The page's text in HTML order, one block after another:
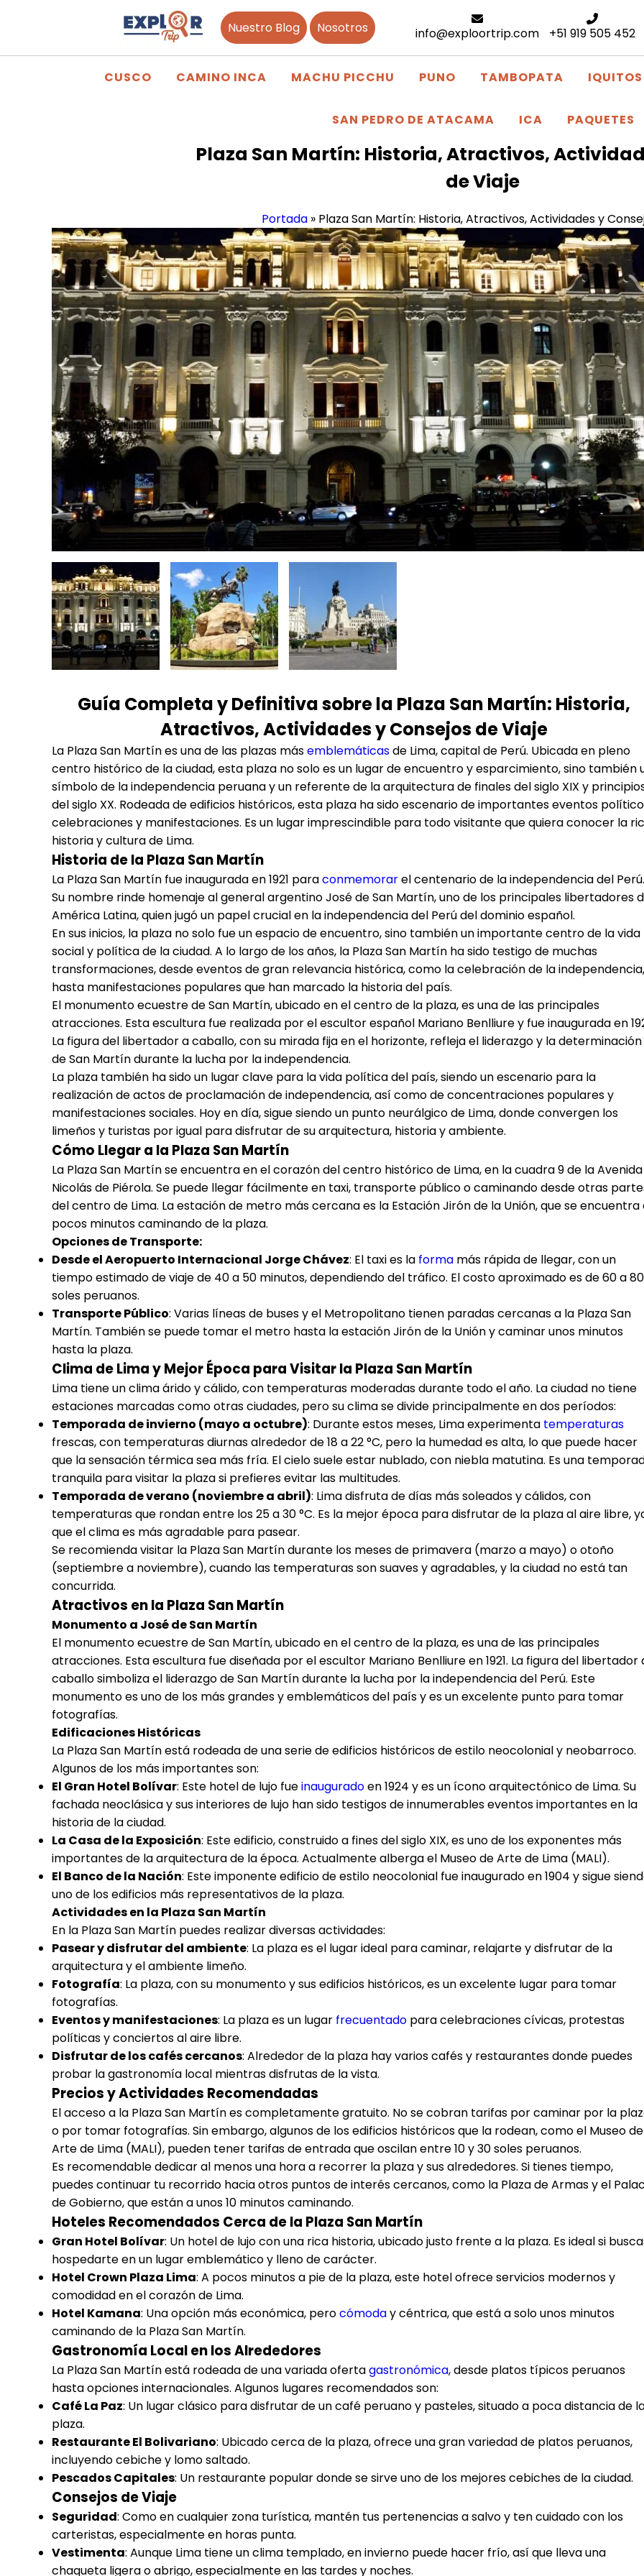
Nuestro Blog Nosotros info@exploortrip.com +51 919 505 452
CUSCO CAMINO INCA MACHU PICCHU PUNO TAMBOPATA IQUITOS
SAN PEDRO DE ATACAMA ICA PAQUETES
Plaza San Martín: Historia, Atractivos,
de Viaje
Portada» Plaza San Martín: Historia, Atractivos, Actividades y
Guía Completa y Definitiva sobre la Plaza San Martín: Historia,
Atractivos, Actividades y Consejos de Viaje
La Plaza San Martín es una de las plazas másemblemáticasde Lima, capital de Perú. Ubicada en pleno
centro histórico de la ciudad, esta plaza no solo es un lugar de encuentro y esparcimiento, sino también
símbolo de la independencia peruana y un referente de la arquitectura de finales del siglo XIX y
del siglo XX. Rodeada de edificios históricos, esta plaza ha sido escenario de importantes eventos
celebraciones y manifestaciones. Es un lugar imprescindible para todo visitante que quiera conocer la
historia y cultura de Lima.
Historia de la Plaza San Martín
La Plaza San Martín fue inaugurada en 1921 paraconmemorarel centenario de la independencia del Perú.
Su nombre rinde homenaje al general argentino José de San Martín, uno de los principales libertadores
América Latina, quien jugó un papel crucial en la independencia del Perú del dominio español.
En sus inicios, la plaza no solo fue un espacio de encuentro, sino también un importante centro de la vida
social y política de la ciudad. A lo largo de los años, la Plaza San Martín ha sido testigo de muchas
transformaciones, desde eventos de gran relevancia histórica, como la celebración de la independencia,
hasta manifestaciones populares que han marcado la historia del país.
El monumento ecuestre de San Martín, ubicado en el centro de la plaza, es una de las principales
atracciones. Esta escultura fue realizada por el escultor español Mariano Benlliure y fue inaugurada en
La figura del libertador a caballo, con su mirada fija en el horizonte, refleja el liderazgo y la determinación
de San Martín durante la lucha por la independencia.
La plaza también ha sido un lugar clave para la vida política del país, siendo un escenario para la
realización de actos de proclamación de independencia, así como de concentraciones populares y
manifestaciones sociales. Hoy en día, sigue siendo un punto neurálgico de Lima, donde convergen los
limeños y turistas por igual para disfrutar de su arquitectura, historia y ambiente.
Cómo Llegar a la Plaza San Martín
La Plaza San Martín se encuentra en el corazón del centro histórico de Lima, en la cuadra 9 de la Avenida
Nicolás de Piérola. Se puede llegar fácilmente en taxi, transporte público o caminando desde otras
del centro de Lima. La estación de metro más cercana es la Estación Jirón de la Unión, que se encuentra
pocos minutos caminando de la plaza.
Opciones de Transporte:
Desde el Aeropuerto Internacional Jorge Chávez: El taxi es la forma más rápida de llegar, con un
tiempo estimado de viaje de 40 a 50 minutos, dependiendo del tráfico. El costo aproximado es de 60 a 80
soles peruanos.
Transporte Público: Varias líneas de buses y el Metropolitano tienen paradas cercanas a la Plaza San
Martín. También se puede tomar el metro hasta la estación Jirón de la Unión y caminar unos minutos
hasta la plaza.
Clima de Lima y Mejor Época para Visitar la Plaza San Martín
Lima tiene un clima árido y cálido, con temperaturas moderadas durante todo el año. La ciudad no tiene
estaciones marcadas como otras ciudades, pero su clima se divide principalmente en dos períodos:
Temporada de invierno (mayo a octubre): Durante estos meses, Lima experimenta temperaturas
frescas, con temperaturas diurnas alrededor de 18 a 22 °C, pero la humedad es alta, lo que puede hacer
que la sensación térmica sea más fría. El cielo suele estar nublado, con niebla matutina. Es una
tranquila para visitar la plaza si prefieres evitar las multitudes.
Temporada de verano (noviembre a abril): Lima disfruta de días más soleados y cálidos, con
temperaturas que rondan entre los 25 a 30 °C. Es la mejor época para disfrutar de la plaza al aire libre,
que el clima es más agradable para pasear.
Se recomienda visitar la Plaza San Martín durante los meses de primavera (marzo a mayo) o otoño
(septiembre a noviembre), cuando las temperaturas son suaves y agradables, y la ciudad no está tan
concurrida.
Atractivos en la Plaza San Martín
Monumento a José de San Martín
El monumento ecuestre de San Martín, ubicado en el centro de la plaza, es una de las principales
atracciones. Esta escultura fue diseñada por el escultor Mariano Benlliure en 1921. La figura del libertador
caballo simboliza el liderazgo de San Martín durante la lucha por la independencia del Perú. Este
monumento es uno de los más grandes y emblemáticos del país y es un excelente punto para tomar
fotografías.
Edificaciones Históricas
La Plaza San Martín está rodeada de una serie de edificios históricos de estilo neocolonial y neobarroco.
Algunos de los más importantes son:
El Gran Hotel Bolívar: Este hotel de lujo fueinauguradoen 1924 y es un ícono arquitectónico de Lima. Su
fachada neoclásica y sus interiores de lujo han sido testigos de innumerables eventos importantes en la
historia de la ciudad.
La Casa de la Exposición: Este edificio, construido a fines del siglo XIX, es uno de los exponentes más
importantes de la arquitectura de la época. Actualmente alberga el Museo de Arte de Lima (MALI).
El Banco de la Nación: Este imponente edificio de estilo neocolonial fue inaugurado en 1904 y sigue
uno de los edificios más representativos de la plaza.
Actividades en la Plaza San Martín
En la Plaza San Martín puedes realizar diversas actividades:
Pasear y disfrutar del ambiente: La plaza es el lugar ideal para caminar, relajarte y disfrutar de la
arquitectura y el ambiente limeño.
Fotografía: La plaza, con su monumento y sus edificios históricos, es un excelente lugar para tomar
fotografías.
Eventos y manifestaciones: La plaza es un lugar frecuentado para celebraciones cívicas, protestas
políticas y conciertos al aire libre.
Disfrutar de los cafés cercanos: Alrededor de la plaza hay varios cafés y restaurantes donde puedes
probar la gastronomía local mientras disfrutas de la vista.
Precios y Actividades Recomendadas
El acceso a la Plaza San Martín es completamente gratuito. No se cobran tarifas por caminar por la
o por tomar fotografías. Sin embargo, algunos de los edificios históricos que la rodean, como el Museo de
Arte de Lima (MALI), pueden tener tarifas de entrada que oscilan entre 10 y 30 soles peruanos.
Es recomendable dedicar al menos una hora a recorrer la plaza y sus alrededores. Si tienes tiempo,
puedes continuar tu recorrido hacia otros puntos de interés cercanos, como la Plaza de Armas y el
de Gobierno, que están a unos 10 minutos caminando.
Hoteles Recomendados Cerca de la Plaza San Martín
Gran Hotel Bolívar: Un hotel de lujo con una rica historia, ubicado justo frente a la plaza. Es ideal si
hospedarte en un lugar emblemático y lleno de carácter.
Hotel Crown Plaza Lima: A pocos minutos a pie de la plaza, este hotel ofrece servicios modernos y
comodidad en el corazón de Lima.
Hotel Kamana: Una opción más económica, perocómoday céntrica, que está a solo unos minutos
caminando de la Plaza San Martín.
Gastronomía Local en los Alrededores
La Plaza San Martín está rodeada de una variada ofertagastronómica, desde platos típicos peruanos
hasta opciones internacionales. Algunos lugares recomendados son:
Café La Paz: Un lugar clásico para disfrutar de un café peruano y pasteles, situado a poca distancia de
plaza.
Restaurante El Bolivariano: Ubicado cerca de la plaza, ofrece una gran variedad de platos peruanos,
incluyendo cebiche y lomo saltado.
Pescados Capitales: Un restaurante popular donde se sirve uno de los mejores cebiches de la ciudad.
Consejos de Viaje
Seguridad: Como en cualquier zona turística, mantén tus pertenencias a salvo y ten cuidado con los
carteristas, especialmente en horas punta.
Vestimenta: Aunque Lima tiene un clima templado, en invierno puede hacer frío, así que lleva una
chaqueta ligera o abrigo, especialmente en las tardes y noches.